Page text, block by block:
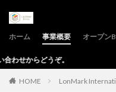
ホーム 事業概要 オープン
HOME LonMark